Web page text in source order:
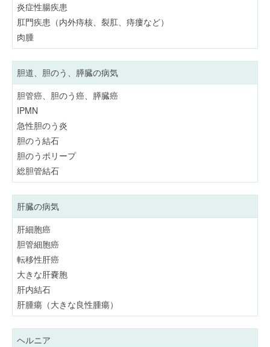
炎症性腸疾患
肛門疾患（内外痔核、裂肛、痔瘻など）
肉腫
胆道、胆のう、膵臓の病気
胆管癌、胆のう癌、膵臓癌
IPMN
急性胆のう炎
胆のう結石
胆のうポリープ
総胆管結石
肝臓の病気
肝細胞癌
胆管細胞癌
転移性肝癌
大きな肝嚢胞
肝内結石
肝腫瘍（大きな良性腫瘍）
ヘルニア